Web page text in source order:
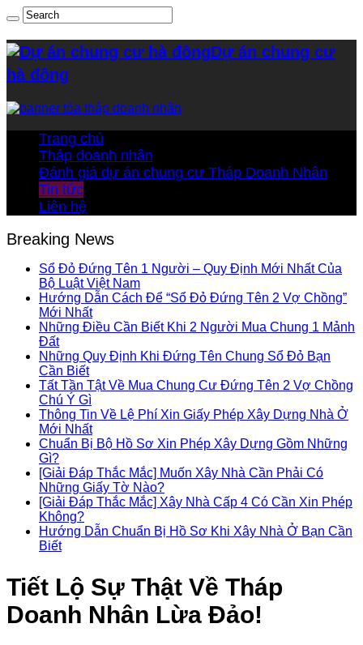
Dự án chung cư
hà đông
Trang chủ
Tháp doanh nhân
Đánh giá dự án chung cư Tháp Doanh Nhân
Tin tức
Liên hệ
Breaking News
Sổ Đỏ Đứng Tên 1 Người – Quy Định Mới Nhất Của
Bộ Luật Việt Nam
Hướng Dẫn Cách Để “Sổ Đỏ Đứng Tên 2 Vợ Chồng”
Mới Nhất
Những Điều Cần Biết Khi 2 Người Mua Chung 1 Mảnh
Đất
Những Quy Định Khi Đứng Tên Chung Sổ Đỏ Bạn
Cần Biết
Tất Tần Tật Về Mua Chung Cư Đứng Tên 2 Vợ Chồng
Chú Ý Gì
Thông Tin Về Lệ Phí Xin Giấy Phép Xây Dựng Nhà Ở
Mới Nhất
Chuẩn Bị Bộ Hồ Sơ Xin Phép Xây Dựng Gồm Những
Gì?
[Giải Đáp Thắc Mắc] Muốn Xây Nhà Cần Phải Có
Những Giấy Tờ Nào?
[Giải Đáp Thắc Mắc] Xây Nhà Cấp 4 Có Cần Xin Phép
Không?
Hướng Dẫn Chuẩn Bị Hồ Sơ Khi Xây Nhà Ở Bạn Cần
Biết
Tiết Lộ Sự Thật Về Tháp
Doanh Nhân Lừa Đảo!